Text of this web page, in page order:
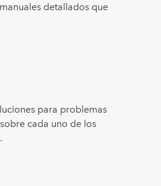
detallados que
para problemas
cada uno de los